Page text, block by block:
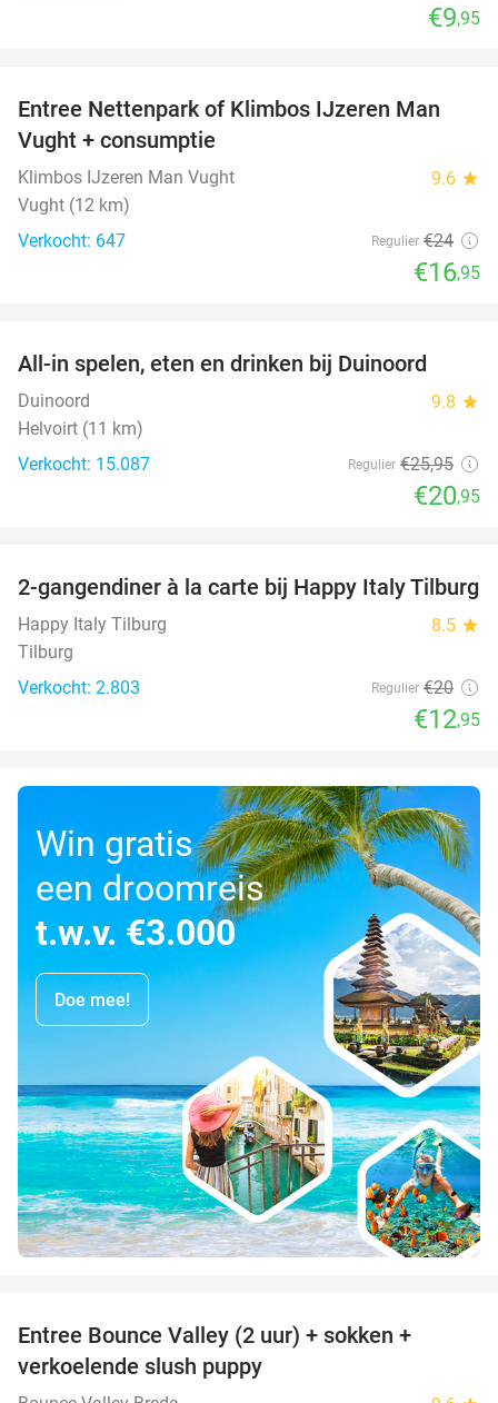
€9,95
29%
Entree Nettenpark of Klimbos IJzeren Man
Vught + consumptie
Klimbos IJzeren Man Vught 9.6 star
Vught (12 km)
Verkocht: 647
Regulier €24
€16,95
All-in spelen, eten en drinken bij Duinoord
Duinoord 9.8 star
Helvoirt (11 km)
Verkocht: 15.087
Regulier €25,95
€20,95
35%
2-gangendiner à la carte bij Happy Italy Tilburg
Happy Italy Tilburg 8.5 star
Tilburg
Verkocht: 2.803
Regulier €20
€12,95
Win gratis
een droomreis
t.w.v. €3.000
Doe mee!
Entree Bounce Valley (2 uur) + sokken +
verkoelende slush puppy